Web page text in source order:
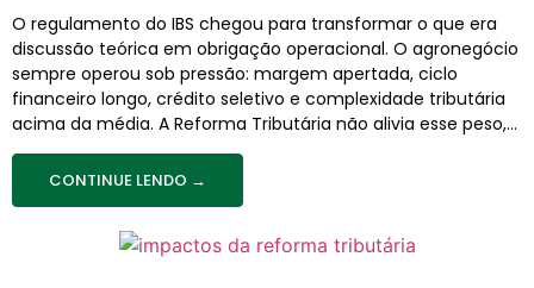
O regulamento do IBS chegou para transformar o que era
discussão teórica em obrigação operacional. O agronegócio
sempre operou sob pressão: margem apertada, ciclo
financeiro longo, crédito seletivo e complexidade tributária
acima da média. A Reforma Tributária não alivia esse peso,...
CONTINUE LENDO →